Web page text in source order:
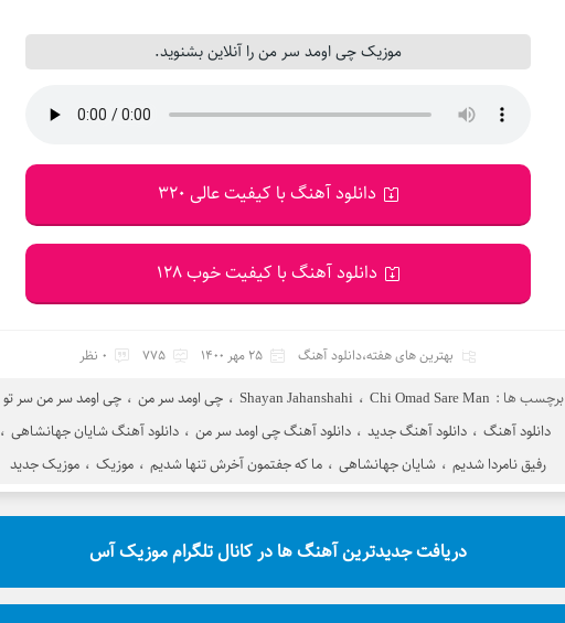
موزیک چی اومد سر من را آنلاین بشنوید.
دانلود آهنگ با کیفیت عالی 320
دانلود آهنگ با کیفیت خوب 128
بهترین های هفته،دانلود آهنگ 25 مهر 1400 775 0 نظر
برچسب ها : Chi Omad Sare Man ، Shayan Jahanshahi ، چی اومد سر من ، چی اومد سر من سر تو
دانلود آهنگ ، دانلود آهنگ جدید ، دانلود آهنگ چی اومد سر من ، دانلود آهنگ شایان جهانشاهی ،
رفیق نامردا شدیم ، شایان جهانشاهی ، ما که جفتمون آخرش تنها شدیم ، موزیک ، موزیک جدید
دریافت جدیدترین آهنگ ها در کانال تلگرام موزیک آس